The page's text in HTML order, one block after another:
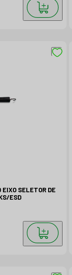
EIXO SELETOR DE
ESD